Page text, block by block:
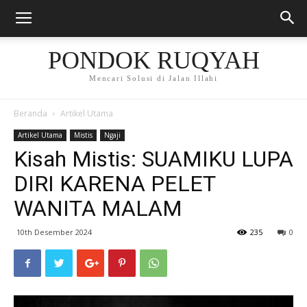
PONDOK RUQYAH
Mencari Solusi di Jalan Illahi
Beranda Artikel Utama
Artikel Utama Mistis Ngaji
Kisah Mistis: SUAMIKU LUPA
DIRI KARENA PELET
WANITA MALAM
10th Desember 2024 0
235